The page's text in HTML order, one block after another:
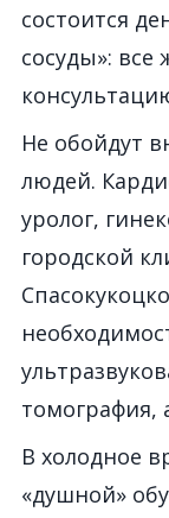
состоится
сосуды»:
Не обойдут
людей.
уролог,
городской
томография,
В холодное
«душной»